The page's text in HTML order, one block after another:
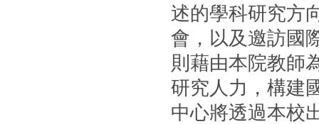
述的學科研究方
會，以及邀訪國
則藉由本院教師
研究人力，構建
中心將透過本校